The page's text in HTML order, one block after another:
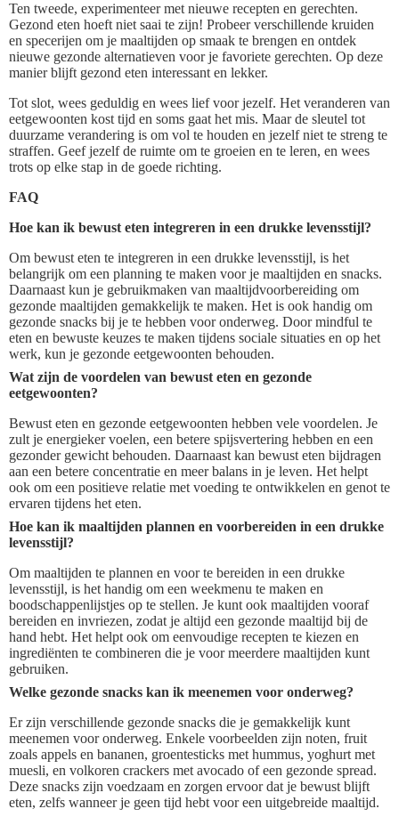
Ten tweede, experimenteer met nieuwe recepten en gerechten.
Gezond eten hoeft niet saai te zijn! Probeer verschillende kruiden
en specerijen om je maaltijden op smaak te brengen en ontdek
nieuwe gezonde alternatieven voor je favoriete gerechten. Op deze
manier blijft gezond eten interessant en lekker.
Tot slot, wees geduldig en wees lief voor jezelf. Het veranderen van
eetgewoonten kost tijd en soms gaat het mis. Maar de sleutel tot
duurzame verandering is om vol te houden en jezelf niet te streng te
straffen. Geef jezelf de ruimte om te groeien en te leren, en wees
trots op elke stap in de goede richting.
FAQ
Hoe kan ik bewust eten integreren in een drukke levensstijl?
Om bewust eten te integreren in een drukke levensstijl, is het
belangrijk om een planning te maken voor je maaltijden en snacks.
Daarnaast kun je gebruikmaken van maaltijdvoorbereiding om
gezonde maaltijden gemakkelijk te maken. Het is ook handig om
gezonde snacks bij je te hebben voor onderweg. Door mindful te
eten en bewuste keuzes te maken tijdens sociale situaties en op het
werk, kun je gezonde eetgewoonten behouden.
Wat zijn de voordelen van bewust eten en gezonde
eetgewoonten?
Bewust eten en gezonde eetgewoonten hebben vele voordelen. Je
zult je energieker voelen, een betere spijsvertering hebben en een
gezonder gewicht behouden. Daarnaast kan bewust eten bijdragen
aan een betere concentratie en meer balans in je leven. Het helpt
ook om een positieve relatie met voeding te ontwikkelen en genot te
ervaren tijdens het eten.
Hoe kan ik maaltijden plannen en voorbereiden in een drukke
levensstijl?
Om maaltijden te plannen en voor te bereiden in een drukke
levensstijl, is het handig om een weekmenu te maken en
boodschappenlijstjes op te stellen. Je kunt ook maaltijden vooraf
bereiden en invriezen, zodat je altijd een gezonde maaltijd bij de
hand hebt. Het helpt ook om eenvoudige recepten te kiezen en
ingrediënten te combineren die je voor meerdere maaltijden kunt
gebruiken.
Welke gezonde snacks kan ik meenemen voor onderweg?
Er zijn verschillende gezonde snacks die je gemakkelijk kunt
meenemen voor onderweg. Enkele voorbeelden zijn noten, fruit
zoals appels en bananen, groentesticks met hummus, yoghurt met
muesli, en volkoren crackers met avocado of een gezonde spread.
Deze snacks zijn voedzaam en zorgen ervoor dat je bewust blijft
eten, zelfs wanneer je geen tijd hebt voor een uitgebreide maaltijd.